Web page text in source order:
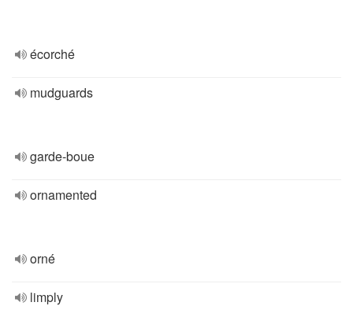
écorché
mudguards
garde-boue
ornamented
orné
limply